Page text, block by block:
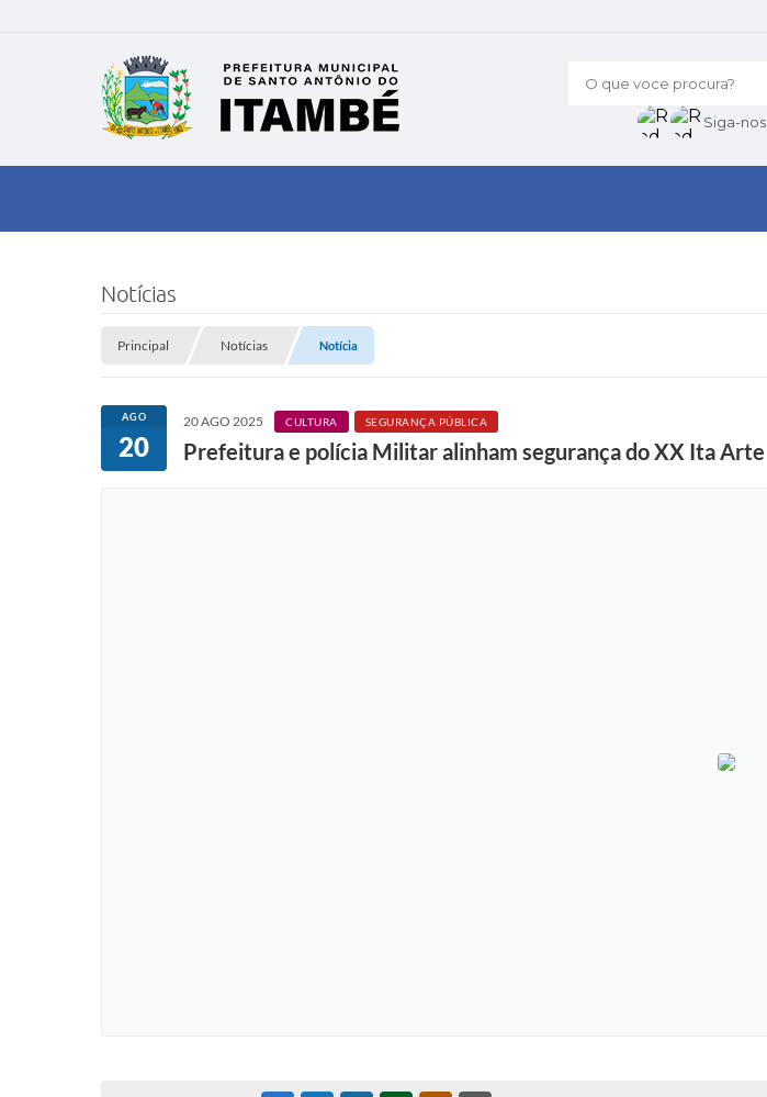
O que voce procura?
Siga-nos
Notícias
Principal Notícias Notícia
AGO
20
20 AGO 2025 CULTURA SEGURANÇA PÚBLICA
Prefeitura e polícia Militar alinham segurança do XX Ita Arte